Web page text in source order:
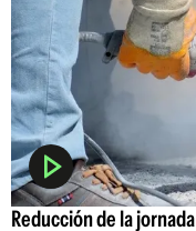
Reducción de la